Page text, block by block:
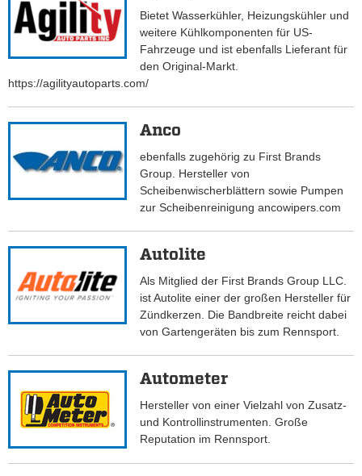
Bietet Wasserkühler, Heizungskühler und
weitere Kühlkomponenten für US-
Fahrzeuge und ist ebenfalls Lieferant für
den Original-Markt.
https://agilityautoparts.com/
Anco
ebenfalls zugehörig zu First Brands
Group. Hersteller von
Scheibenwischerblättern sowie Pumpen
zur Scheibenreinigung ancowipers.com
Autolite
Als Mitglied der First Brands Group LLC.
ist Autolite einer der großen Hersteller für
Zündkerzen. Die Bandbreite reicht dabei
von Gartengeräten bis zum Rennsport.
Autometer
Hersteller von einer Vielzahl von Zusatz-
und Kontrollinstrumenten. Große
Reputation im Rennsport.